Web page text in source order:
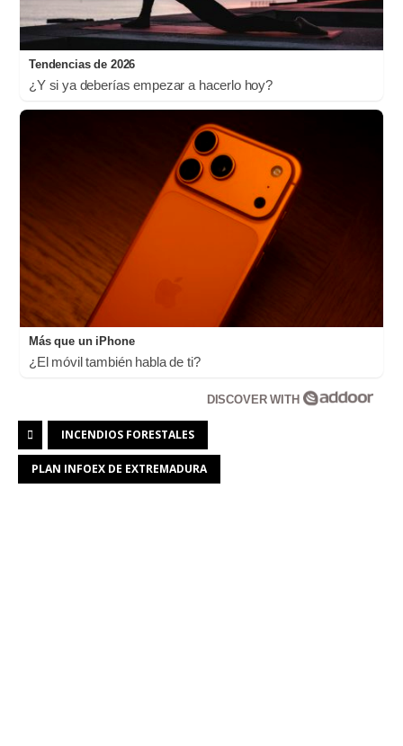
Tendencias de 2026
¿Y si ya deberías empezar a hacerlo hoy?
Más que un iPhone
¿El móvil también habla de ti?
DISCOVER WITH
INCENDIOS FORESTALES
PLAN INFOEX DE EXTREMADURA